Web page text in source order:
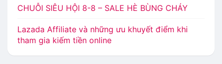
CHUỖI SIÊU HỘI 8-8 – SALE HÈ BÙNG CHÁY
Lazada Affiliate và những ưu khuyết điểm khi
tham gia kiếm tiền online